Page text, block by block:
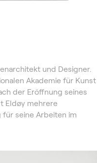
und Designer.
Akademie für Kunst
der Eröffnung seines
Eldøy mehrere
seine Arbeiten im